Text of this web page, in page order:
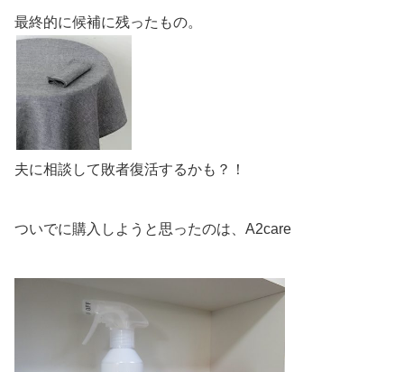
最終的に候補に残ったもの。
夫に相談して敗者復活するかも？！
ついでに購入しようと思ったのは、A2care